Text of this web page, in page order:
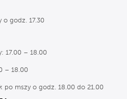
o godz. 17.30
17.00 – 18.00
– 18.00
po mszy o godz. 18.00 do 21.00